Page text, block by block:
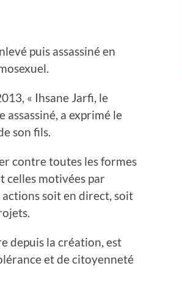
puis assassiné en
« Ihsane Jarfi, le
assassiné, a exprimé le
son fils.
contre toutes les formes
celles motivées par
soit en direct, soit
depuis la création, est
et de citoyenneté